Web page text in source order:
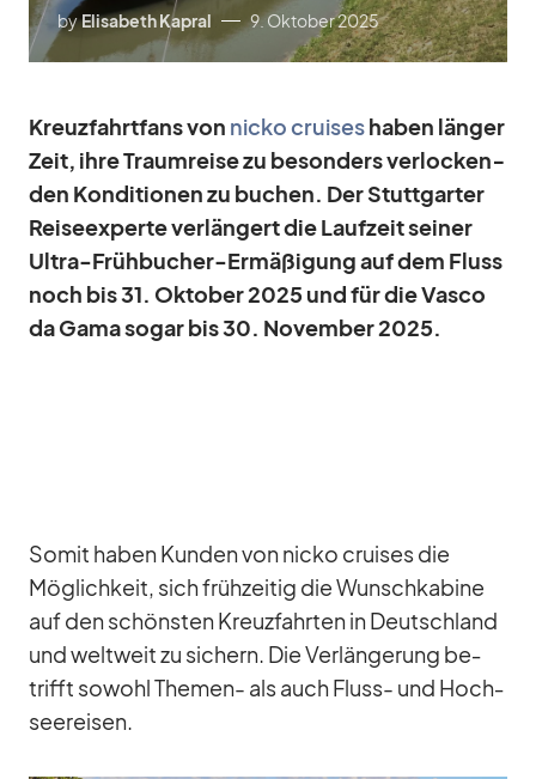
byElisabeth Kapral 9. Oktober 2025
Kreuz­fahrt­fans von nicko crui­sesha­ben län­ger
Zeit, ihre Traum­reise zu be­son­ders ver­lo­cken­
den Kon­di­tio­nen zu bu­chen. Der Stutt­gar­ter
Rei­se­ex­perte ver­län­gert die Lauf­zeit sei­ner
Ul­tra-Früh­bu­cher-Er­mä­ßi­gung auf dem Fluss
noch bis 31. Ok­to­ber 2025 und für die Vasco
da Gama so­gar bis 30. No­vem­ber 2025.
So­mit ha­ben Kun­den von nicko crui­ses die
Mög­lich­keit, sich früh­zei­tig die Wunsch­ka­bine
auf den schöns­ten Kreuz­fahr­ten in Deutsch­land
und welt­weit zu si­chern. Die Ver­län­ge­rung be­
trifft so­wohl The­men- als auch Fluss- und Hoch­
see­rei­sen.